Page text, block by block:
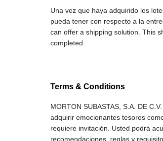
Una vez que haya adquirido los
pueda tener con respecto a la
can offer a shipping solution. This
completed.
Terms & Conditions
MORTON SUBASTAS, S.A. DE C.V. TÉRMINOS Y CONDICIONES ¿CÓMO SE COMPRA EN SUBASTA? Bienvenido al mundo de las subastas, donde tendrá la oportunidad de adquirir emocionantes tesoros como lo son antigüedades, arte, joyas, relojes, muebles, libros, vinos, entre muchas otras cosas. Participar en una subasta es muy sencillo y no requiere invitación. Usted podrá acudir, o en su caso, comprar en línea, disfrutar del momento, y participar para llevarse el lote de su preferencia. A continuación, le damos algunas recomendaciones, reglas y requisitos para que pueda disfrutar de esta experiencia única: ¿LA SUBASTA ESTÁ ABIERTA AL PÚBLICO? Sí, la subasta es un evento público y gratuito. Usted es bienvenido sin necesidad de invitación, e incluso puede asistir aún sin estar seguro de adquirir un lote. (Lote: cualquiera de las piezas o conjunto de piezas que se subastarán, tiene un número y aparece en el catálogo correspondiente.) ¿QUÉ DEBO HACER ANTES DE LA SUBASTA? Usted puede asistir antes de la subasta a la exposición en la cual podrá ver las piezas que se van a subastar. Asimismo, es recomendable adquirir el catálogo mediante la suscripción por teléfono o acudiendo directamente a nuestras oficinas, ya que en él se encuentran las fotos y la descripción detallada de cada lote. Para poder participar en la subasta es indispensable registrarse. ¿CÓMO ME REGISTRO A UNA SUBASTA? El registro puede ser de las siguientes maneras: Para participar en vivo: Directamente en las oficinas de Morton Subastas, ya sea previamente o durante la celebración de la subasta. Para participar en línea o con una oferta en ausencia: Directamente entrando a la página de www.mortonsubastas.com mediante la plataforma de Bidsquare, o bien descargando la aplicación de MORTON SUBASTAS Comunicándose a los teléfonos de Morton Subastas (55 5283 3140) Enviando un correo electrónico a la dirección ofertasenausencia@mortonsubastas.com En el registro